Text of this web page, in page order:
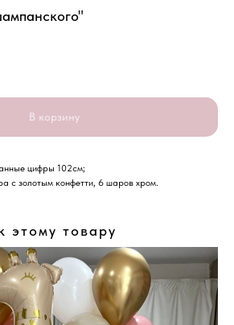
В корзину
цифры 102см;
с золотым конфетти, 6 шаров хром.
этому товару